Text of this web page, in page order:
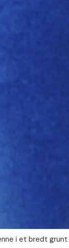
i et bredt grunt